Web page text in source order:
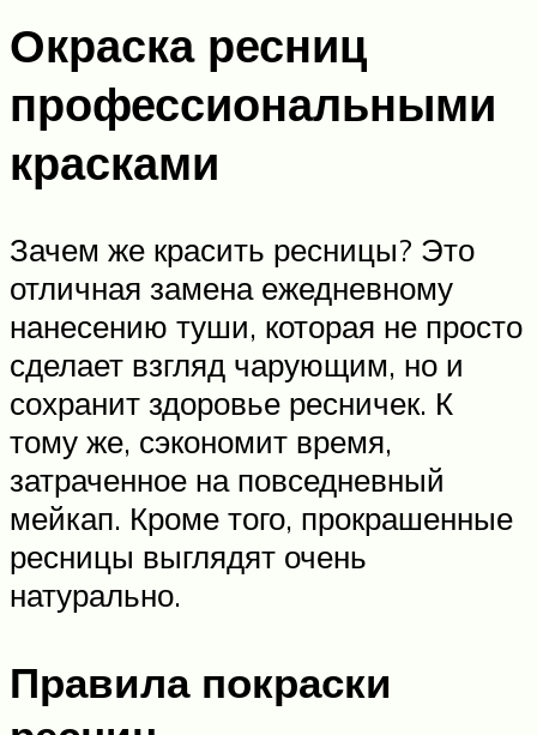
Окраска ресниц
профессиональными
красками
Зачем же красить ресницы? Это
отличная замена ежедневному
нанесению туши, которая не просто
сделает взгляд чарующим, но и
сохранит здоровье ресничек. К
тому же, сэкономит время,
затраченное на повседневный
мейкап. Кроме того, прокрашенные
ресницы выглядят очень
натурально.
Правила покраски